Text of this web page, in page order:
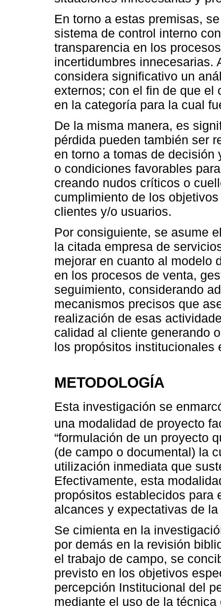
En torno a estas premisas,
sistema de control interno
transparencia en los
incertidumbres innecesarias.
considera significativo un
externos; con el fin de que el
en la categoría para la cual
De la misma manera, es
pérdida pueden también ser
en torno a tomas de
o condiciones favorables
creando nudos críticos o
cumplimiento de los
clientes y/o usuarios.
Por consiguiente, se asume
la citada empresa de
mejorar en cuanto al modelo
en los procesos de venta,
seguimiento, considerando
mecanismos precisos que
realización de esas
calidad al cliente generando
los propósitos institucionales
METODOLOGÍA
Esta investigación se
una modalidad de proyecto
“formulación de un proyecto
(de campo o documental) la
utilización inmediata que
Efectivamente, esta
propósitos establecidos para
alcances y expectativas de
Se cimienta en la
por demás en la revisión
el trabajo de campo, se
previsto en los objetivos
percepción Institucional del
mediante el uso de la